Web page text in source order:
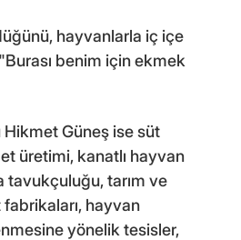
hayvanlarla iç içe
benim için ekmek
Güneş ise süt
et üretimi, kanatlı hayvan
tarım ve
fabrikaları, hayvan
yönelik tesisler,